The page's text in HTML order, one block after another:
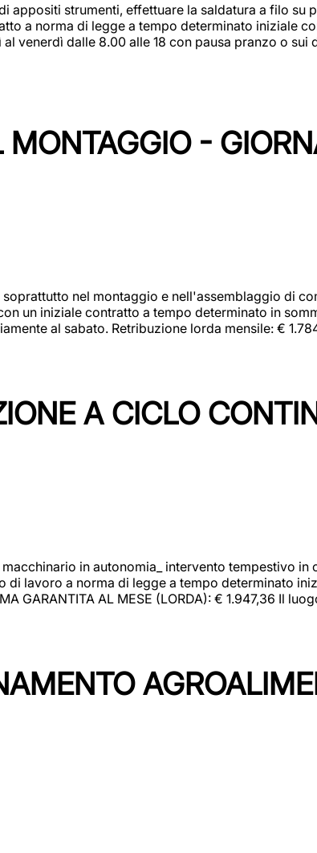
appositi strumenti, effettuare la saldatura a filo su
a norma di legge a tempo determinato iniziale
venerdì dalle 8.00 alle 18 con pausa pranzo o
-
nel montaggio e nell'assemblaggio di
un iniziale contratto a tempo determinato in
al sabato. Retribuzione lorda mensile: €
A CICLO
in autonomia_ intervento tempestivo
lavoro a norma di legge a tempo determinato
GARANTITA AL MESE (LORDA): € 1.947,36 Il